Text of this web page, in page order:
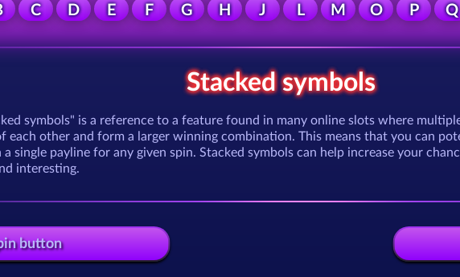
C D E F G H J L M O P Q
Stacked symbols
symbols" is a reference to a feature found in many online slots where
each other and form a larger winning combination. This means that you can
single payline for any given spin. Stacked symbols can help increase your
interesting.
button